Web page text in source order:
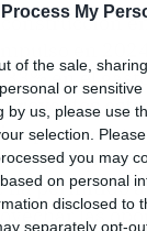
Process My
of the sale,
or
by us, please use
selection.
you may
on personal
disclosed to
separately opt-
construcción
en el
proyectos
parece
europeos
ha permitido
las